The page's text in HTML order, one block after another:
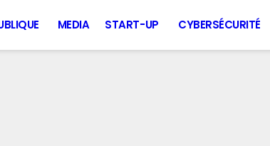
MEDIA START-UP CYBERSÉCURITÉ